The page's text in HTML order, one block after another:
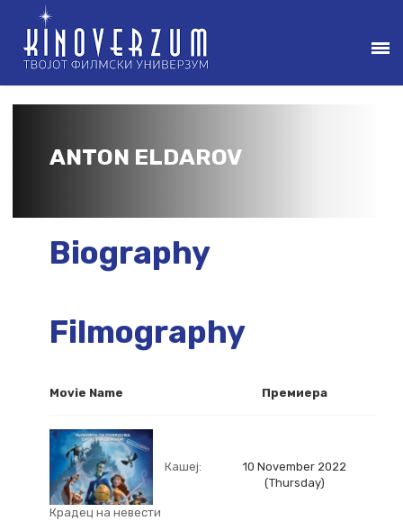
ANTON ELDAROV
Biography
Filmography
Movie Name Премиера
Кашеј:
Крадец на невести
10 November 2022
(Thursday)